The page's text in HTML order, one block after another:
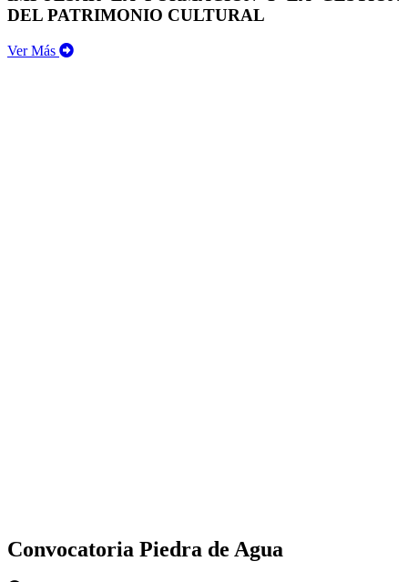
DEL PATRIMONIO CULTURAL
Ver Más
Convocatoria Piedra de Agua